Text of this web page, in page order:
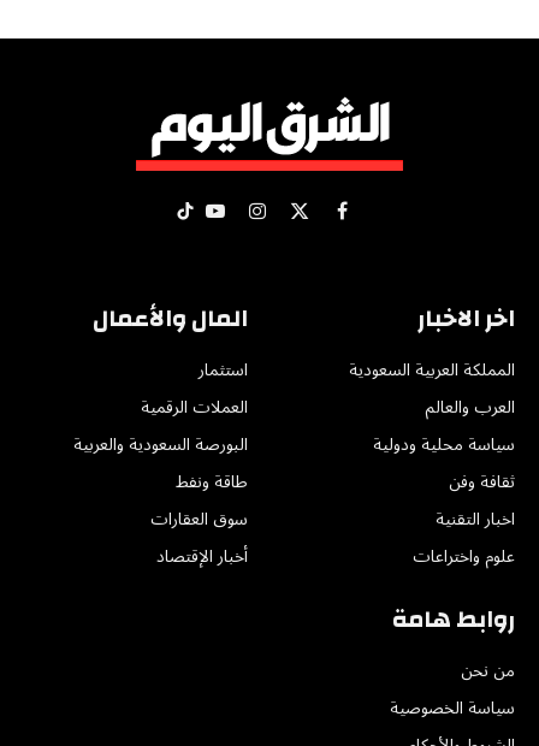
فيسبوك
X الانستغراميوتيوبتيكتوك
اخر الاخبار
المملكة العربية السعودية
العرب والعالم
سياسة محلية ودولية
ثقافة وفن
اخبار التقنية
علوم واختراعات
المال والأعمال
استثمار
العملات الرقمية
البورصة السعودية والعربية
طاقة ونفط
سوق العقارات
أخبار الإقتصاد
روابط هامة
من نحن
سياسة الخصوصية